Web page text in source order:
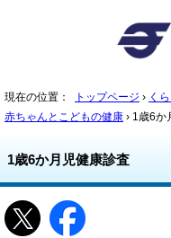
現在の位置： トップページ › く
赤ちゃんとこどもの健康 › 1歳6か
1歳6か月児健康診査